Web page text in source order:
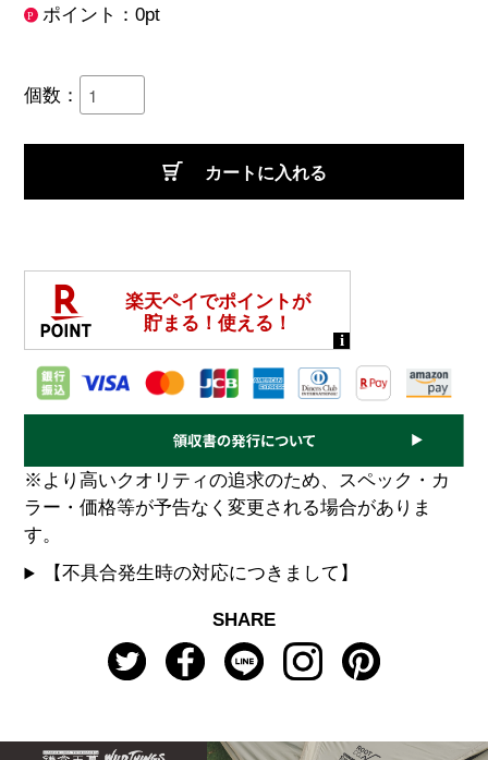
ポイント：0pt
個数：
カートに入れる
※より高いクオリティの追求のため、スペック・カ
ラー・価格等が予告なく変更される場合がありま
す。
【不具合発生時の対応につきまして】
SHARE